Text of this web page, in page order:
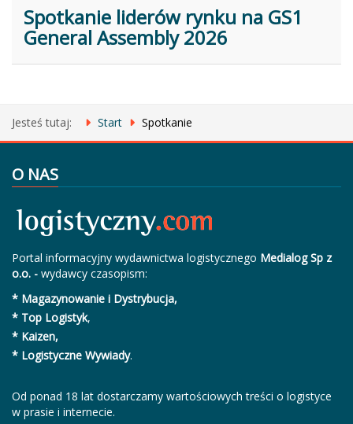
Spotkanie liderów rynku na GS1
General Assembly 2026
Jesteś tutaj: Start Spotkanie
O NAS
Portal informacyjny wydawnictwa logistycznego Medialog Sp z
o.o. - wydawcy czasopism:
* Magazynowanie i Dystrybucja,
* Top Logistyk,
* Kaizen,
* Logistyczne Wywiady.
Od ponad 18 lat dostarczamy wartościowych treści o logistyce
w prasie i internecie.